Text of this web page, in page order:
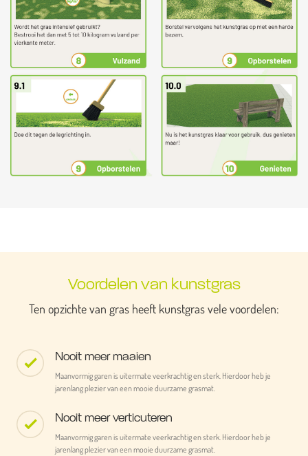
Voordelen van kunstgras
Ten opzichte van gras heeft kunstgras vele voordelen:
Nooit meer maaien
Maanvormig garen is uitermate veerkrachtig en sterk. Hierdoor heb je
jarenlang plezier van een mooie duurzame grasmat.
Nooit meer verticuteren
Maanvormig garen is uitermate veerkrachtig en sterk. Hierdoor heb je
jarenlang plezier van een mooie duurzame grasmat.